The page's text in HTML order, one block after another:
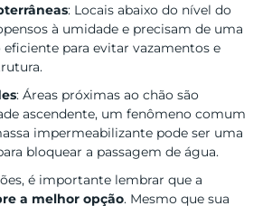
: Locais abaixo do nível do
à umidade e precisam de uma
para evitar vazamentos e
: Áreas próximas ao chão são
ascendente, um fenômeno comum
impermeabilizante pode ser uma
bloquear a passagem de água.
é importante lembrar que a
a melhor opção. Mesmo que sua